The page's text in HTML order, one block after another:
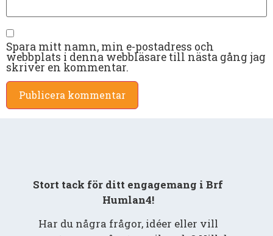
Spara mitt namn, min e-postadress och
webbplats i denna webbläsare till nästa gång jag
skriver en kommentar.
Stort tack för ditt engagemang i Brf
Humlan4!
Har du några frågor, idéer eller vill